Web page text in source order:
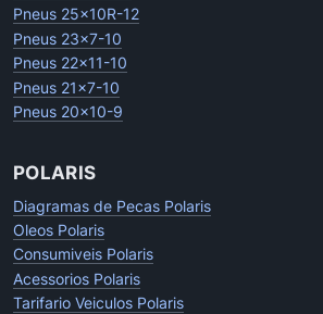
Pneus 25x10R-12
Pneus 23x7-10
Pneus 22x11-10
Pneus 21x7-10
Pneus 20x10-9
POLARIS
Diagramas de Pecas Polaris
Oleos Polaris
Consumiveis Polaris
Acessorios Polaris
Tarifario Veiculos Polaris